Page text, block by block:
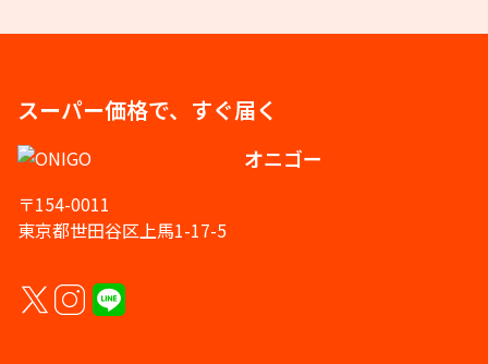
スーパー価格で、すぐ届く
オニゴー
〒154-0011
東京都世田谷区上馬1-17-5